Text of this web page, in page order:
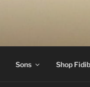
Sons Shop